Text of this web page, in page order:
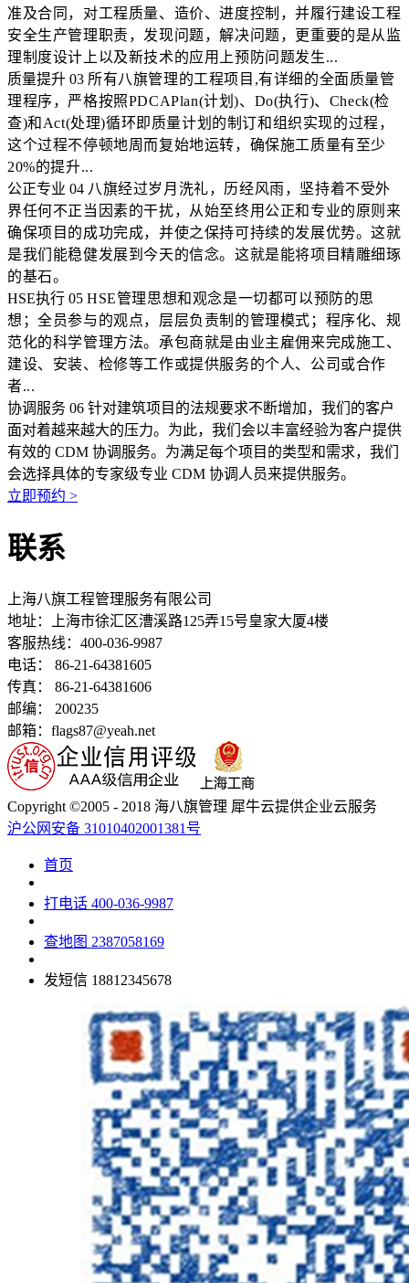
准及合同，对工程质量、造价、进度控制，并履行建设工程
安全生产管理职责，发现问题，解决问题，更重要的是从监
理制度设计上以及新技术的应用上预防问题发生...
质量提升 03 所有八旗管理的工程项目,有详细的全面质量管
理程序，严格按照PDCAPlan(计划)、Do(执行)、Check(检
查)和Act(处理)循环即质量计划的制订和组织实现的过程，
这个过程不停顿地周而复始地运转，确保施工质量有至少
20%的提升...
公正专业 04 八旗经过岁月洗礼，历经风雨，坚持着不受外
界任何不正当因素的干扰，从始至终用公正和专业的原则来
确保项目的成功完成，并使之保持可持续的发展优势。这就
是我们能稳健发展到今天的信念。这就是能将项目精雕细琢
的基石。
HSE执行 05 HSE管理思想和观念是一切都可以预防的思
想；全员参与的观点，层层负责制的管理模式；程序化、规
范化的科学管理方法。承包商就是由业主雇佣来完成施工、
建设、安装、检修等工作或提供服务的个人、公司或合作
者...
协调服务 06 针对建筑项目的法规要求不断增加，我们的客户
面对着越来越大的压力。为此，我们会以丰富经验为客户提供
有效的 CDM 协调服务。为满足每个项目的类型和需求，我们
会选择具体的专家级专业 CDM 协调人员来提供服务。
立即预约 >
联系
上海八旗工程管理服务有限公司
地址：
上海市徐汇区漕溪路125弄15号皇家大厦4楼
客服热线：400-036-9987
电话： 86-21-64381605
传真： 86-21-64381606
邮编： 200235
邮箱：flags87@yeah.net
Copyright ©2005 - 2018 海八旗管理 犀牛云提供企业云服务
沪公网安备 31010402001381号
首页
打电话 400-036-9987
查地图 2387058169
发短信 18812345678